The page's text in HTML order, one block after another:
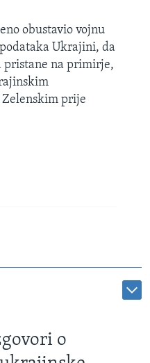
obustavio vojnu
Ukrajini, da
pristane na primirje,
prije
o